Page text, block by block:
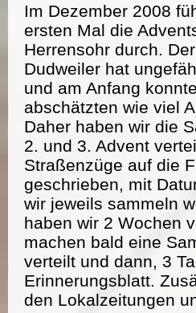
Im Dezember 2008
ersten Mal die
Herrensohr durch.
Dudweiler hat
und am Anfang
abschätzten wie viel
Daher haben wir die
2. und 3. Advent
Straßenzüge auf die
geschrieben, mit
wir jeweils sammeln
haben wir 2 Wochen
machen bald eine
verteilt und dann, 3
Erinnerungsblatt.
den Lokalzeitungen